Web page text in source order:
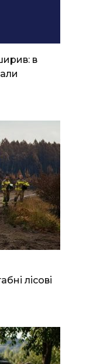
в
лісові